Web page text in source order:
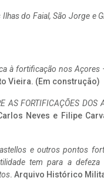
do Faial, São Jorge e
à fortificação nos Açores
Vieira. (Em construção)
AS FORTIFICAÇÕES DOS
Neves e Filipe
e outros pontos
tem para a
. Arquivo Histórico